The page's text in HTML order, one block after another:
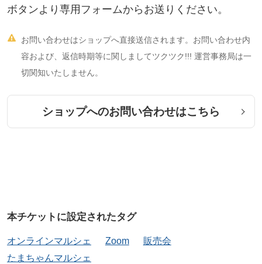
確認しておいてくださいね
ner/
zoomと言うネット会議システムを使って気軽に参加
することができます。
zoomではご自分の顔を出さずにテレビショッピング
ボタンより専用フォームからお送りください。

お問い合わせはショップへ直接送信されます。お問い合わせ内
容および、返信時期等に関しましてツクツク!!! 運営事務局は一
切関知いたしません。
ショップへのお問い合わせはこちら
本チケットに設定されたタグ
オンラインマルシェ Zoom
販売会
たまちゃんマルシェ